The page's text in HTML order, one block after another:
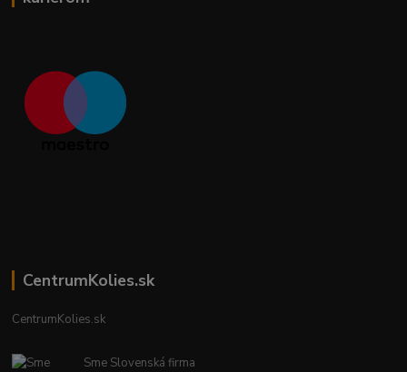
CentrumKolies.sk
CentrumKolies.sk
Sme Slovenská firma